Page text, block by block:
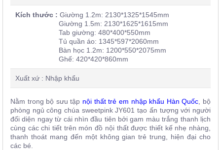
Kích thước : Giường 1.2m: 2130*1325*1545mm
Giường 1.5m: 2130*1625*1615mm
Tab giường: 480*400*550mm
Tủ quần áo: 1345*597*2060mm
Bàn học 1.2m: 1200*550*2075mm
Ghế: 420*420*860mm
Xuất xứ : Nhập khẩu
Nằm trong bộ sưu tập nội thất trẻ em nhập khẩu Hàn Quốc , bộ
phòng ngủ công chúa sweetpink JY601 tạo ấn tượng với người
đối diện ngay từ cái nhìn đầu tiên bởi gam màu trắng thanh lịch
cùng các chi tiết trên món đồ nội thất được thiết kế nhẹ nhàng,
thanh thoát mang đến một không gian trẻ trung, hiện đại cho
các bé.